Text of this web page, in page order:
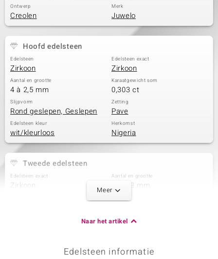
Ontwerp
Creolen
Merk
Juwelo
Hoofd edelsteen
Edelsteen
Zirkoon
Edelsteen exact
Zirkoon
Aantal en grootte
4 à 2,5 mm
Karaatgewicht som
0,303 ct
Slijpvorm
Rond geslepen, Geslepen
Zetting
Pave
Edelsteen kleur
wit/kleurloos
Herkomst
Nigeria
Tweede edelsteen
Edelsteen exact
Zirkoon
Aantal en grootte
4 à 2,3 mm
Herkomst
Meer
Naar het artikel
Edelsteen informatie